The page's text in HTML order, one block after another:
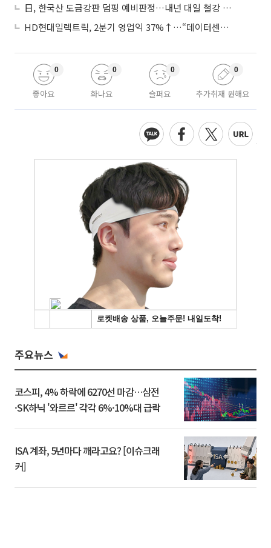
日, 한국산 도금강판 덤핑 예비판정…내년 대일 철강 수출 ‘빨간불’
HD현대일렉트릭, 2분기 영업익 37%↑…“데이터센터 사업, 새로운 성장 축”
좋아요
0
화나요
0
슬퍼요
0
추가취재 원해요
0
주요뉴스
코스피, 4% 하락에 6270선 마감…삼전
·SK하닉 '와르르' 각각 6%·10%대 급락
ISA 계좌, 5년마다 깨라고요? [이슈크래
커]